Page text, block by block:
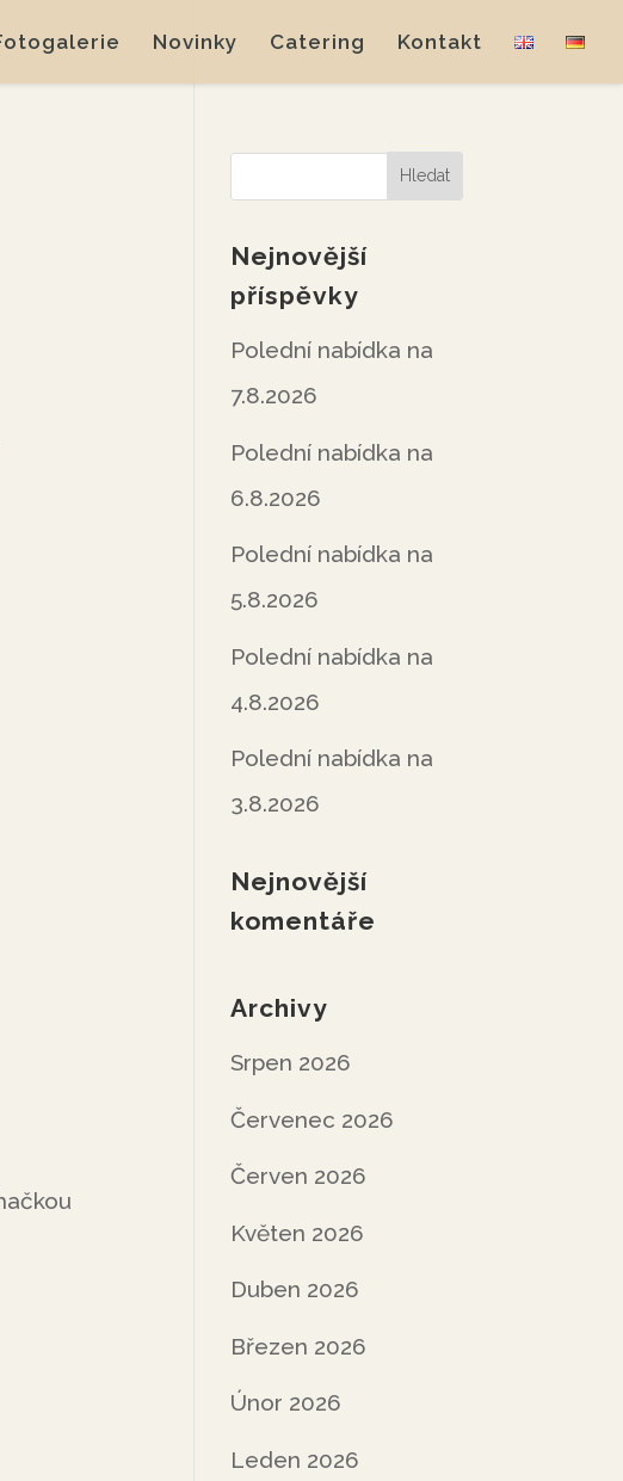
Novinky Catering Kontakt
Nejnovější
příspěvky
Polední nabídka na
7.8.2026
Polední nabídka na
6.8.2026
Polední nabídka na
5.8.2026
Polední nabídka na
4.8.2026
Polední nabídka na
3.8.2026
Nejnovější
komentáře
Archivy
Srpen 2026
Červenec 2026
Červen 2026
Květen 2026
Duben 2026
Březen 2026
Únor 2026
Leden 2026